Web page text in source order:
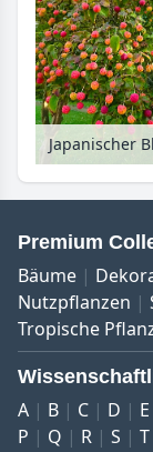
Premium
Bäume
Nutzpflanzen
Tropische
A B C D E
P
Q R S T